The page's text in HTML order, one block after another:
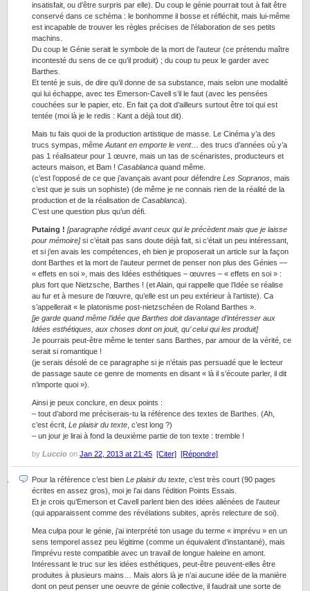
insatisfait, ou d’être surpris par elle). Du coup le génie pourrait tout à fait être
conservé dans ce schéma : le bonhomme il bosse et réfléchit, mais lui-même
est incapable de trouver les règles précises de l’élaboration de ses petits
machins.
Du coup le Génie serait le symbole de la mort de l’auteur (ce prétendu maître
incontesté du sens de ce qu’il produit) ; du coup tu peux le garder avec
Barthes.
Et tenté je suis, de dire qu’il donne de sa substance, mais selon une modalité
qui lui échappe, avec tes Emerson-Cavell s’il le faut (avec les pensées
couchées sur le papier, etc. En fait ça doit d’ailleurs surtout être toi qui est
tentée (moi là je le redis : Kant a déjà tout dit).
Mais tu fais quoi de la production artistique de masse. Le Cinéma y’a des
trucs sympas, même Autant en emporte le vent… des trucs d’années où y’a
pas 1 réalisateur pour 1 œuvre, mais un tas de scénaristes, producteurs et
acteurs maison, et Bam ! Casablanca quand même.
(c’est l’opposé de ce que j’avançais avant pour défendre Les Sopranos , mais
c’est que je suis un sophiste) (de même je ne connais rien de la réalité de la
production et de la réalisation de Casablanca).
C’est une question plus qu’un défi.
Putaing ! [paragraphe rédigé avant ceux qui le précèdent mais que je laisse
pour mémoire]si c’était pas sans doute déjà fait, si c’était un peu intéressant,
et si j’en avais les compétences, eh bien je proposerait un article sur la façon
dont Barthes et la mort de l’auteur permet de penser non plus des Génies —
« effets en soi », mais des Idées esthétiques – œuvres – « effets en soi » :
plus fort que Nietzsche, Barthes ! (et Alain, qui rappelle que l’Idée se réalise
au fur et à mesure de l’œuvre, qu’elle est un peu extérieur à l’artiste). Ca
s’appellerait « le platonisme post-nietzschéen de Roland Barthes ».
[je garde quand même l’idée que Barthes doit davantage d’intéresser aux
Idées esthétiques, aux choses dont on jouit, qu’ celui qui les produit]
Je pourrais peut-être même le tenter sans Barthes, par amour de la vérité, ce
serait si romantique !
(je serais désolé de ce paragraphe si je n’étais pas persuadé que le lecteur
de passage saute ce genre de moments en disant « là il s’écoute parler, il dit
n’importe quoi »).
Ainsi je peux conclure, en deux points :
– tout d’abord me préciserais-tu la référence des textes de Barthes. (Ah,
c’est écrit, Le plaisir du texte , c’est long ?)
– un jour je lirai à fond la deuxième partie de ton texte : tremble !
by Luccio on Jan 22, 2013 at 21:45 [Citer] [Répondre]
Pour la référence c’est bien Le plaisir du texte , c’est très court (90 pages
écrites en assez gros), moi je l’ai dans l’édition Points Essais.
Et je crois qu’Emerson et Cavell parlent bien des idées aliénées de l’auteur
(qui apparaissent comme des révélations subites, après relecture de soi).
Mea culpa pour le génie, j’ai interprété ton usage du terme « imprévu » en un
sens temporel assez peu légitime (comme un équivalent d’instantané), mais
l’imprévu reste compatible avec un travail de longue haleine en amont.
Intéressant le truc sur les idées esthétiques, peut-être peuvent-elles être
produites à plusieurs mains… Mais alors là je n’ai aucune idée de la manière
dont on peut penser une oeuvre de génie collective, il faudrait une sorte de